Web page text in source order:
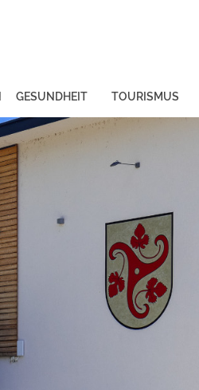
GESUNDHEIT TOURISMUS